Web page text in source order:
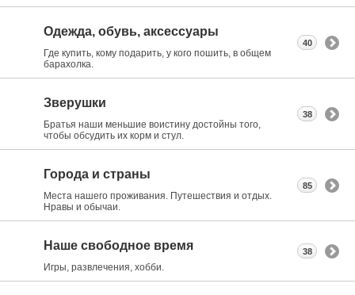
Одежда, обувь, аксессуары
Где купить, кому подарить, у кого пошить, в общем
барахолка.
40
Зверушки
Братья наши меньшие воистину достойны того,
чтобы обсудить их корм и стул.
38
Города и страны
Места нашего проживания. Путешествия и отдых.
Нравы и обычаи.
85
Наше свободное время
Игры, развлечения, хобби.
38